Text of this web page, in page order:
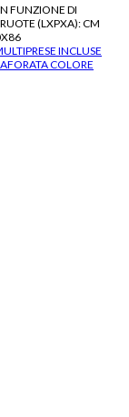
FUNZIONE DI
(LXPXA): CM
INCLUSE
COLORE